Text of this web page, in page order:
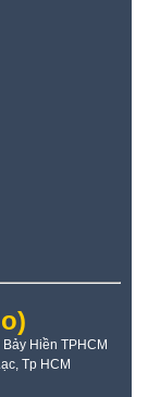
Hiền TPHCM
Tp HCM